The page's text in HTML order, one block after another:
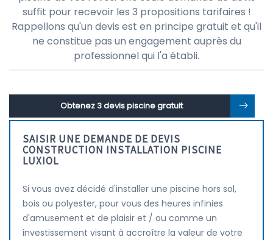
suffit pour recevoir les 3 propositions tarifaires !
Rappellons qu'un devis est en principe gratuit et qu'il
ne constitue pas un engagement auprès du
professionnel qui l'a établi.
Obtenez 3 devis piscine gratuit
SAISIR UNE DEMANDE DE DEVIS
CONSTRUCTION INSTALLATION PISCINE
LUXIOL
Si vous avez décidé d'installer une piscine hors sol,
bois ou polyester, pour vous des heures infinies
d'amusement et de plaisir et / ou comme un
investissement visant à accroître la valeur de votre